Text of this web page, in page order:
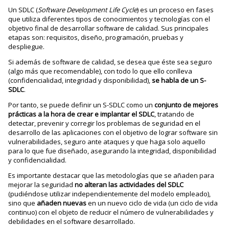
Un SDLC (Software Development Life Cycle) es un proceso en fases
que utiliza diferentes tipos de conocimientos y tecnologías con el
objetivo final de desarrollar software de calidad. Sus principales
etapas son: requisitos, diseño, programación, pruebas y
despliegue.
Si además de software de calidad, se desea que éste sea seguro
(algo más que recomendable), con todo lo que ello conlleva
(confidencialidad, integridad y disponibilidad),se habla de un S-
SDLC.
Por tanto, se puede definir un S-SDLC como unconjunto de mejores
prácticas a la hora de crear e implantar el SDLC, tratando de
detectar, prevenir y corregir los problemas de seguridad en el
desarrollo de las aplicaciones con el objetivo de lograr software sin
vulnerabilidades, seguro ante ataques y que haga solo aquello
para lo que fue diseñado, asegurando la integridad, disponibilidad
y confidencialidad.
Es importante destacar que las metodologías que se añaden para
mejorar la seguridadno alteran las actividades del SDLC
(pudiéndose utilizar independientemente del modelo empleado),
sino que añaden nuevasen un nuevo ciclo de vida (un ciclo de vida
continuo) con el objeto de reducir el número de vulnerabilidades y
debilidades en el software desarrollado.